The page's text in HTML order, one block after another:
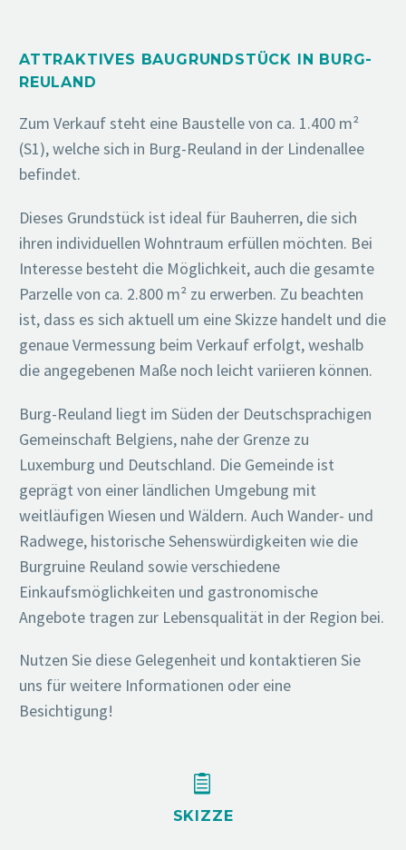
ATTRAKTIVES BAUGRUNDSTÜCK IN BURG-
REULAND
Zum Verkauf steht eine Baustelle von ca. 1.400 m²
(S1), welche sich in Burg-Reuland in der Lindenallee
befindet.
Dieses Grundstück ist ideal für Bauherren, die sich
ihren individuellen Wohntraum erfüllen möchten. Bei
Interesse besteht die Möglichkeit, auch die gesamte
Parzelle von ca. 2.800 m² zu erwerben. Zu beachten
ist, dass es sich aktuell um eine Skizze handelt und die
genaue Vermessung beim Verkauf erfolgt, weshalb
die angegebenen Maße noch leicht variieren können.
Burg-Reuland liegt im Süden der Deutschsprachigen
Gemeinschaft Belgiens, nahe der Grenze zu
Luxemburg und Deutschland. Die Gemeinde ist
geprägt von einer ländlichen Umgebung mit
weitläufigen Wiesen und Wäldern. Auch Wander- und
Radwege, historische Sehenswürdigkeiten wie die
Burgruine Reuland sowie verschiedene
Einkaufsmöglichkeiten und gastronomische
Angebote tragen zur Lebensqualität in der Region bei.
Nutzen Sie diese Gelegenheit und kontaktieren Sie
uns für weitere Informationen oder eine
Besichtigung!


SKIZZE